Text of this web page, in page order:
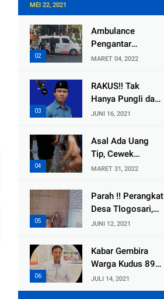
MEI 22, 2021
Ambulance
Pengantar
Jenazah Kepala
Mengalami
Kecelakaan
MARET 04, 2022
RAKUS!! Tak
Hanya Pungli dan
Dana Bedah
Diembat, ,
Perangkat Desa
Selewengkan
Bantuan Mushola
JUNI 16, 2021
Asal Ada Uang
Tip, Cewek
Pemandu Karaoke
Bersedia Bugil
MARET 31, 2022
Parah !! Perangkat
Desa Tlogosari,
Kecamatan
Embat Dana Bedah
Rumah dari
JUNI 12, 2021
Kabar Gembira
Warga Kudus 89
Persen RT di
Kudus Zona Hijau
JULI 14, 2021